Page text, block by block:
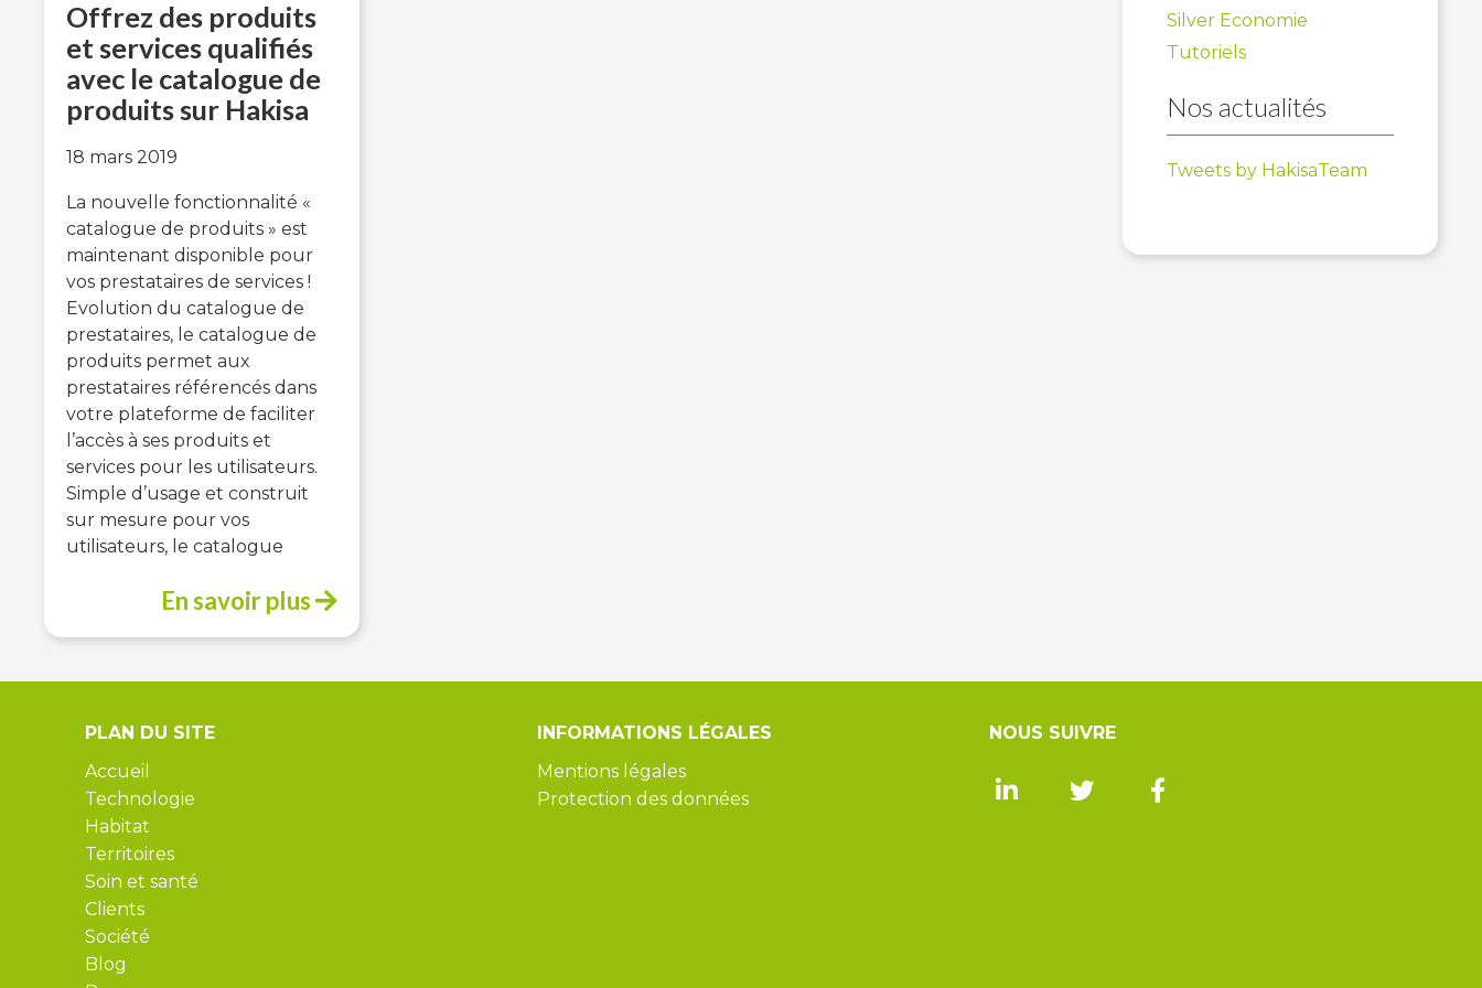
Offrez des produits
et services qualifiés
avec le catalogue de
produits sur Hakisa
18 mars 2019
La nouvelle fonctionnalité «
catalogue de produits » est
maintenant disponible pour
vos prestataires de services !
Evolution du catalogue de
prestataires, le catalogue de
produits permet aux
prestataires référencés dans
votre plateforme de faciliter
l’accès à ses produits et
services pour les utilisateurs.
Simple d’usage et construit
sur mesure pour vos
utilisateurs, le catalogue
En savoir plus
Silver Economie
Tutoriels
Nos actualités
Tweets by HakisaTeam
PLAN DU SITE
Accueil
Technologie
Habitat
Territoires
Soin et santé
Clients
Société
Blog
INFORMATIONS LÉGALES
Mentions légales
Protection des données
NOUS SUIVRE